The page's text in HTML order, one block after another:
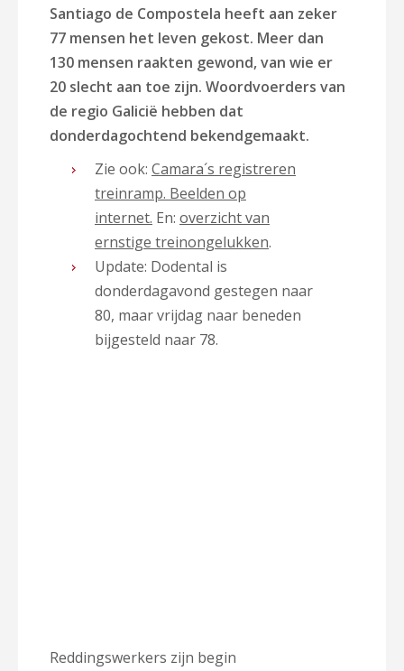
Santiago de Compostela heeft aan zeker
77 mensen het leven gekost. Meer dan
130 mensen raakten gewond, van wie er
20 slecht aan toe zijn. Woordvoerders van
de regio Galicië hebben dat
donderdagochtend bekendgemaakt.
Zie ook: Camara´s registreren
treinramp. Beelden op
internet. En: overzicht van
ernstige treinongelukken.
Update: Dodental is
donderdagavond gestegen naar
80, maar vrijdag naar beneden
bijgesteld naar 78.
Reddingswerkers zijn begin